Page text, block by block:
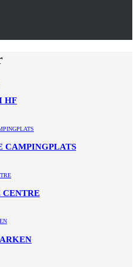
HF
CAMPINGPLATS